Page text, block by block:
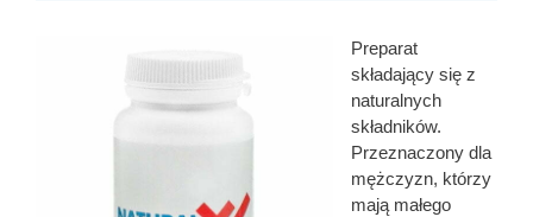
Preparat
składający się z
naturalnych
składników.
Przeznaczony dla
mężczyzn, którzy
mają małego